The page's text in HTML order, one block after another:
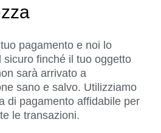
pagamento e noi lo
sicuro finché il tuo oggetto
sarà arrivato a
sano e salvo. Utilizziamo
di pagamento affidabile per
le transazioni.